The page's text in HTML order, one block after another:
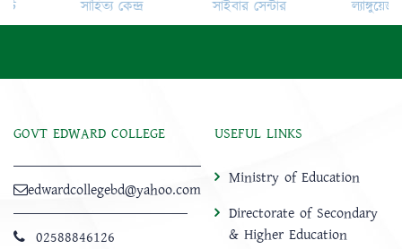
সাহিত্য কেন্দ্র সাইবার সেন্টার ল্যাঙ্গুয়েজ ক্লাব
GOVT EDWARD COLLEGE
edwardcollegebd@yahoo.com
02588846126
USEFUL LINKS
Ministry of Education
Directorate of Secondary
& Higher Education